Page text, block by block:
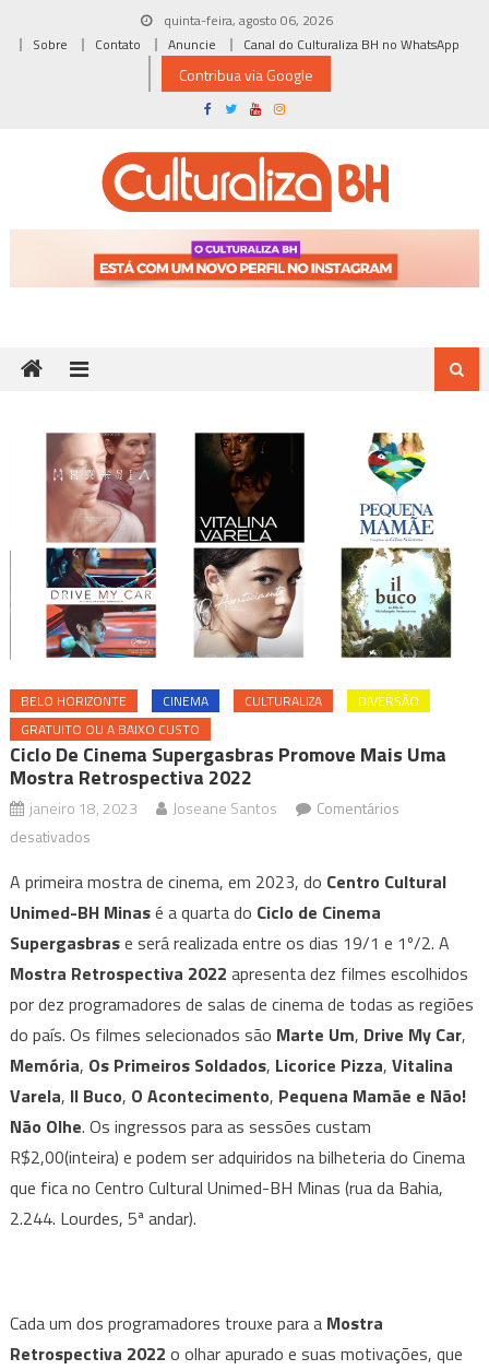
quinta-feira, agosto 06, 2026
Sobre
Contato Anuncie Canal do Culturaliza BH no WhatsApp
Contribua via Google
BELO HORIZONTE CINEMA CULTURALIZA
DIVERSÃO
GRATUITO OU A BAIXO CUSTO
Ciclo De Cinema Supergasbras Promove Mais Uma
Mostra Retrospectiva 2022
janeiro 18, 2023 Joseane Santos
Comentários
desativadosem
de
Cinema
Supergasbras
promove
mais
uma
2022
A primeira mostra de cinema, em 2023, do Centro Cultural
Unimed-BH Minasé a quarta do Ciclo de Cinema
Supergasbrase será realizada entre os dias 19/1 e 1º/2. A
Mostra Retrospectiva 2022 apresenta dez filmes escolhidos
por dez programadores de salas de cinema de todas as regiões
do país. Os filmes selecionados são Marte Um, Drive My Car,
Memória, Os Primeiros Soldados, Licorice Pizza, Vitalina
Varela, Il Buco, O Acontecimento, Pequena Mamãe e Não!
Não Olhe. Os ingressos para as sessões custam
R$2,00(inteira) e podem ser adquiridos na bilheteria do Cinema
que fica no Centro Cultural Unimed-BH Minas (rua da Bahia,
2.244. Lourdes, 5ª andar).
Cada um dos programadores trouxe para a Mostra
Retrospectiva 2022 o olhar apurado e suas motivações, que